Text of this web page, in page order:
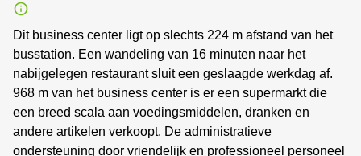
Dit business center ligt op slechts 224 m afstand van het
busstation. Een wandeling van 16 minuten naar het
nabijgelegen restaurant sluit een geslaagde werkdag af.
968 m van het business center is er een supermarkt die
een breed scala aan voedingsmiddelen, dranken en
andere artikelen verkoopt. De administratieve
ondersteuning door vriendelijk en professioneel personeel